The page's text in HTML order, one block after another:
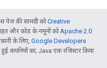
की सामग्री कोCreative
और कोड के नमूनों कोApache 2.0
के लिए, Google Developers
कंपनियों का, Java एक रजिस्टर किया